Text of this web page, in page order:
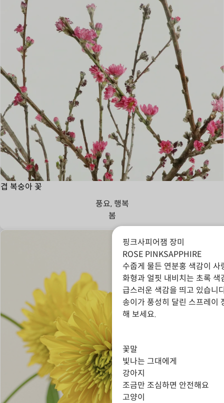
겹 복숭아 꽃
풍요, 행복
봄
핑크사피어잼 장미
ROSE PINKSAPPHIRE
수줍게 물든 연분홍 색감이
화형과 얼핏 내비치는 초록
급스러운 색감을 띄고 있습니
송이가 풍성히 달린 스프레이
해 보세요.
꽃말
빛나는 그대에게
강아지
조금만 조심하면 안전해요
고양이